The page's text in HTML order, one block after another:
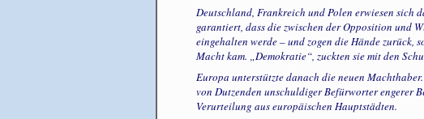
Deutschland, Frankreich und Polen erwiesen sich
garantiert, dass die zwischen der Opposition und
eingehalten werde – und zogen die Hände zurück,
Macht kam. „Demokratie“, zuckten sie mit den
Europa unterstützte danach die neuen
von Dutzenden unschuldiger Befürworter engerer
Verurteilung aus europäischen Hauptstädten.